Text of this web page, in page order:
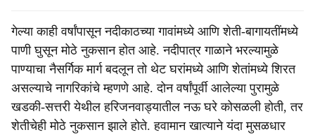
गेल्या काही वर्षांपासून नदीकाठच्या गावांमध्ये आणि शेती-बागायतींमध्ये
पाणी घुसून मोठे नुकसान होत आहे. नदीपात्र गाळाने भरल्यामुळे
पाण्याचा नैसर्गिक मार्ग बदलून तो थेट घरांमध्ये आणि शेतांमध्ये शिरत
असल्याचे नागरिकांचे म्हणणे आहे. दोन वर्षांपूर्वी आलेल्या पुरामुळे
खडकी-सत्तरी येथील हरिजनवाड्यातील नऊ घरे कोसळली होती, तर
शेतीचेही मोठे नुकसान झाले होते. हवामान खात्याने यंदा मुसळधार